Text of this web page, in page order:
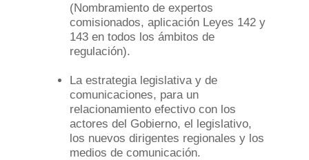
(Nombramiento de expertos
comisionados, aplicación Leyes 142 y
143 en todos los ámbitos de
regulación).
La estrategia legislativa y de
comunicaciones, para un
relacionamiento efectivo con los
actores del Gobierno, el legislativo,
los nuevos dirigentes regionales y los
medios de comunicación.